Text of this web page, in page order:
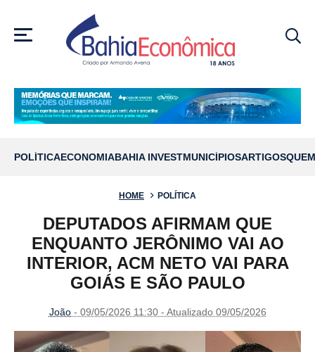
MENU
POLÍTICAECONOMIABAHIA INVESTMUNICÍPIOSARTIGOS
HOME POLÍTICA
DEPUTADOS AFIRMAM QUE
ENQUANTO JERÔNIMO VAI AO
INTERIOR, ACM NETO VAI PARA
GOIÁS E SÃO PAULO
João- 09/05/2026 11:30 - Atualizado 09/05/2026